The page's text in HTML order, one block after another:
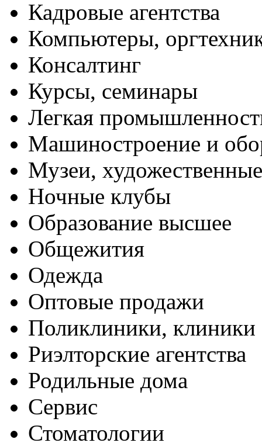
Кадровые агентства
Компьютеры,
Консалтинг
Курсы, семинары
Легкая
Машиностроение и
Музеи,
Ночные клубы
Образование высшее
Общежития
Одежда
Оптовые продажи
Поликлиники, клиники
Риэлторские агентства
Родильные дома
Сервис
Стоматологии